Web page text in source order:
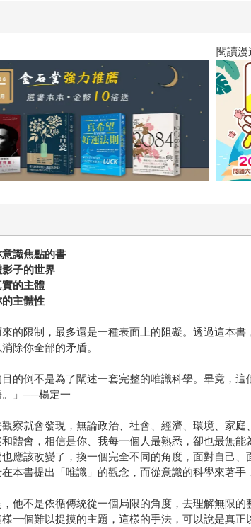
識焦點的書
子的世界
實的主體
主體性
來的限制，最多還是一種表面上的阻礙。透過這本
除你全部的矛盾。
的倒不是為了闡述一套完整的唯識科學。畢竟，
。」──楊定一
察就會發現，無論政治、社會、經濟、環境、家
體會，相信是你、我每一個人最熟悉，卻也最無能
應該改變了，換一個完全不同的角度，面對自己、
本書提出「唯識」的觀念，而從意識的科學來著
他不是依循傳統從一個局限的角度，去理解無限
一個難以捉摸的主題，這樣的手法，可以說是真